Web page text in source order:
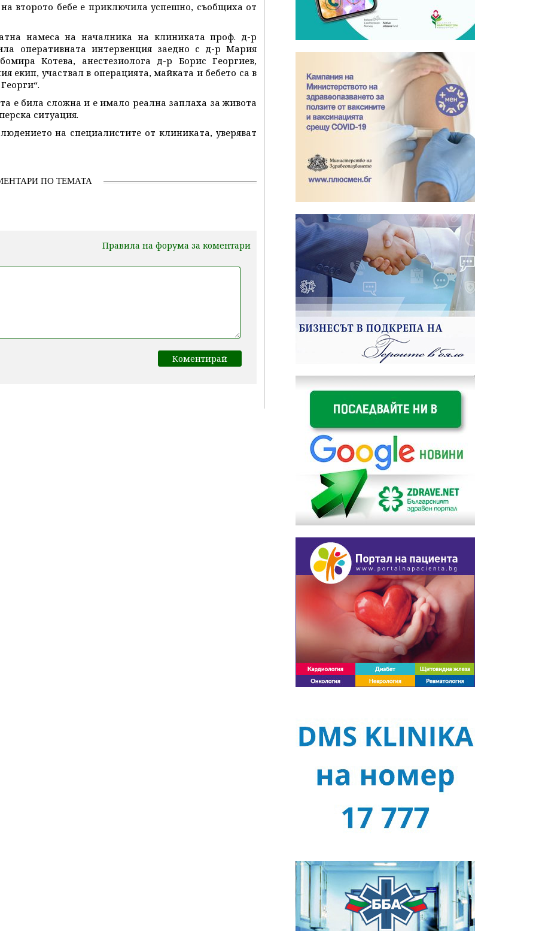
второто бебе е приключила успешно, съобщиха от
намеса на началника на клиниката проф. д-р
оперативната интервенция заедно с д-р Мария
Котева, анестезиолога д-р Борис Георгиев,
екип, участвал в операцията, майката и бебето са в
е била сложна и е имало реална заплаха за живота
ситуация.
на специалистите от клиниката, уверяват
ПО ТЕМАТА
Правила на форума за коментари